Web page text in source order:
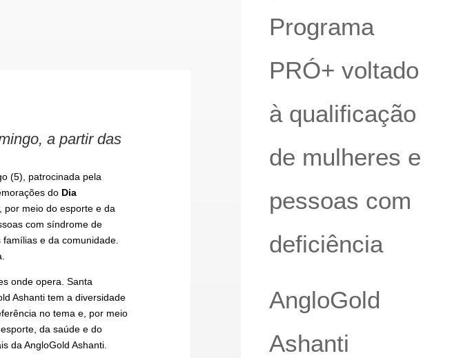
a partir das
(5), patrocinada pela
do Dia
por meio do esporte e da
com síndrome de
e da comunidade.
onde opera. Santa
Ashanti tem a diversidade
no tema e, por meio
da saúde e do
da AngloGold Ashanti.
Programa
PRÓ+ voltado
à qualificação
de mulheres e
pessoas com
deficiência
AngloGold
Ashanti